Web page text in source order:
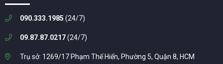
090.333.1985 (24/7)
09.87.87.0217(24/7)
Trụ sở: 1269/17 Phạm Thế Hiển, Phường 5, Quận 8, HCM